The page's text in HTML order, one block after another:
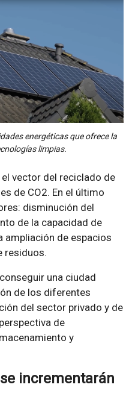
energéticas que ofrece la
limpias.
vector del reciclado de
de CO2. En el último
disminución del
de la capacidad de
ampliación de espacios
residuos.
una ciudad
de los diferentes
del sector privado y de
de
y
incrementarán